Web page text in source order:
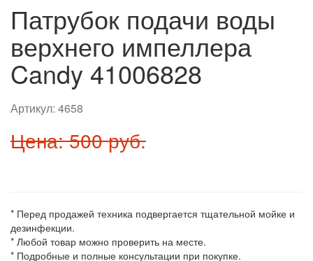
Патрубок подачи воды
верхнего импеллера
Candy 41006828
Артикул: 4658
Цена: 500 руб.
* Перед продажей техника подвергается тщательной мойке и
дезинфекции.
* Любой товар можно проверить на месте.
* Подробные и полные консультации при покупке.